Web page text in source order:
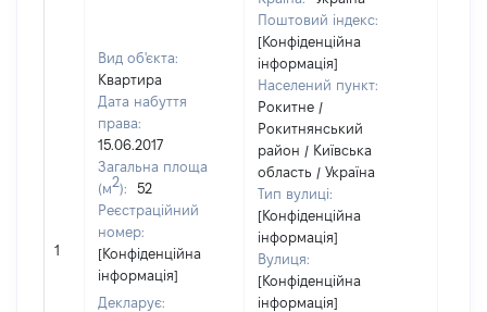
1
Вид об'єкта:
Квартира
Дата набуття
права:
15.06.2017
Загальна площа
(м2):
52
Реєстраційний
номер:
[Конфіденційна
інформація]
Декларує:
Поштовий індекс:
[Конфіденційна
інформація]
Населений пункт:
Рокитне /
Рокитнянський
район / Київська
область / Україна
Тип вулиці:
[Конфіденційна
інформація]
Вулиця:
[Конфіденційна
інформація]